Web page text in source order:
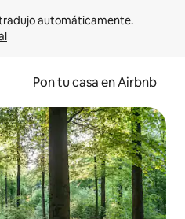
Pon tu casa en Airbnb